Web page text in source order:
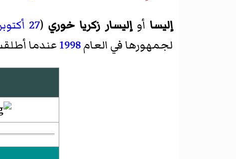
إليسا أوإليسار زكريا خوري(27 أكتوبر
لجمهورها في العام1998عندما